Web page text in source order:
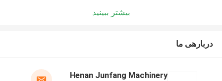
بیشتر ببینید
دربارهی ما
Henan Junfang Machinery